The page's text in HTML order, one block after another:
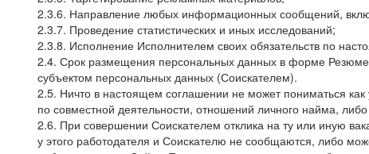
2.3.6. Направление любых информационных сообщений,
2.3.7. Проведение статистических и иных исследований;
2.3.8. Исполнение Исполнителем своих обязательств по
2.4. Срок размещения персональных данных в форме Резюме
субъектом персональных данных (Соискателем).
2.5. Ничто в настоящем соглашении не может пониматься
по совместной деятельности, отношений личного найма,
2.6. При совершении Соискателем отклика на ту или иную
у этого работодателя и Соискателю не сообщаются, либо